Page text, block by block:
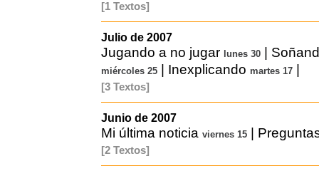
[1 Textos]
Julio de 2007
Jugando a no jugar lunes 30
miércoles 25 Inexplicando martes 17
[3 Textos]
Junio de 2007
Mi última noticia viernes 15
[2 Textos]